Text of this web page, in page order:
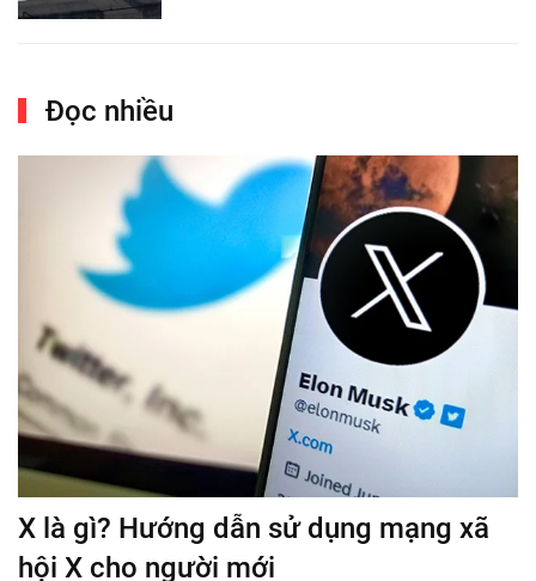
Đọc nhiều
X là gì? Hướng dẫn sử dụng mạng xã
hội X cho người mới